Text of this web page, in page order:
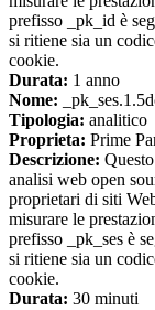
prefisso _pk_id è
si ritiene sia un
cookie.
Durata: 1 anno
Nome:
Tipologia: analitico
Proprieta: Prime
Descrizione:
analisi web open
proprietari di siti
misurare le
prefisso _pk_ses è
si ritiene sia un
cookie.
Durata: 30 minuti